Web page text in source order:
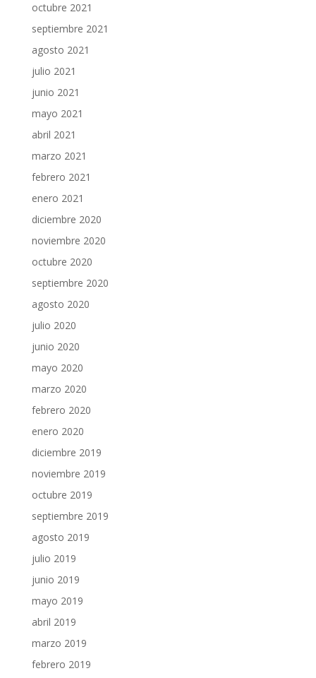
octubre 2021
septiembre 2021
agosto 2021
julio 2021
junio 2021
mayo 2021
abril 2021
marzo 2021
febrero 2021
enero 2021
diciembre 2020
noviembre 2020
octubre 2020
septiembre 2020
agosto 2020
julio 2020
junio 2020
mayo 2020
marzo 2020
febrero 2020
enero 2020
diciembre 2019
noviembre 2019
octubre 2019
septiembre 2019
agosto 2019
julio 2019
junio 2019
mayo 2019
abril 2019
marzo 2019
febrero 2019